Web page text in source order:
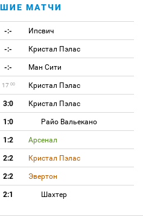
МАТЧИ
-:- Ипсвич
-:- Кристал Пэлас
-:- Ман Сити
17 00 Кристал Пэлас
3:0 Кристал Пэлас
1:0 Райо Вальекано
1:2 Арсенал
2:2 Кристал Пэлас
2:2 Эвертон
2:1 Шахтер